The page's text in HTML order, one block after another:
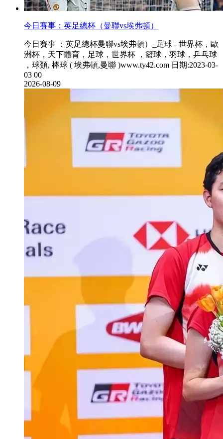
今日賽事：英足總杯（曼聯vs埃弗頓）
今日賽事 ：英足總杯曼聯vs埃弗頓）_足球 - 世界杯，歐
洲杯，天下體育，足球 ，世界杯 ，籃球，羽球 ，乒乓球
，球類, 棒球 ( 埃弗頓,曼聯 )www.ty42.com 日期:2023-03-
03 00
2026-08-09